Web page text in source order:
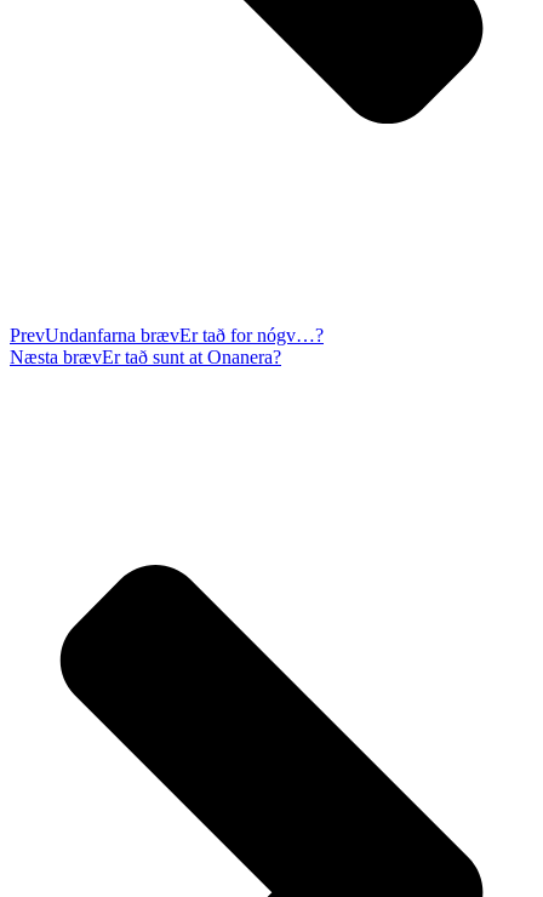
PrevUndanfarna brævEr tað for nógv…?
Næsta brævEr tað sunt at Onanera?